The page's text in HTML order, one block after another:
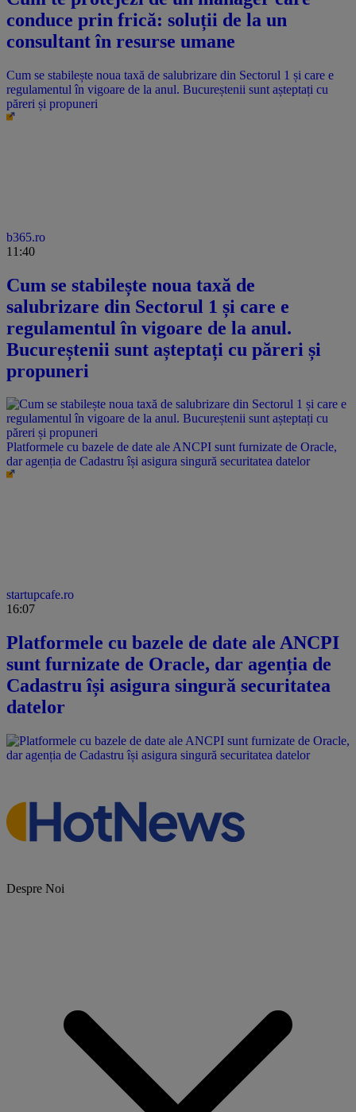
conduce prin frică: soluții de la un
consultant în resurse umane
Cum se stabilește noua taxă de salubrizare din Sectorul 1 și care e
regulamentul în vigoare de la anul. Bucureștenii sunt așteptați cu
păreri și propuneri
b365.ro
11:40
Cum se stabilește noua taxă de
salubrizare din Sectorul 1 și care e
regulamentul în vigoare de la anul.
Bucureștenii sunt așteptați cu păreri și
propuneri
Platformele cu bazele de date ale ANCPI sunt furnizate de Oracle,
dar agenția de Cadastru își asigura singură securitatea datelor
startupcafe.ro
16:07
Platformele cu bazele de date ale ANCPI
sunt furnizate de Oracle, dar agenția de
Cadastru își asigura singură securitatea
datelor
Despre Noi